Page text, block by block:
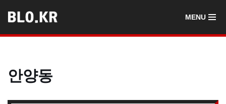
텐
건
뛰
MENU
안양동